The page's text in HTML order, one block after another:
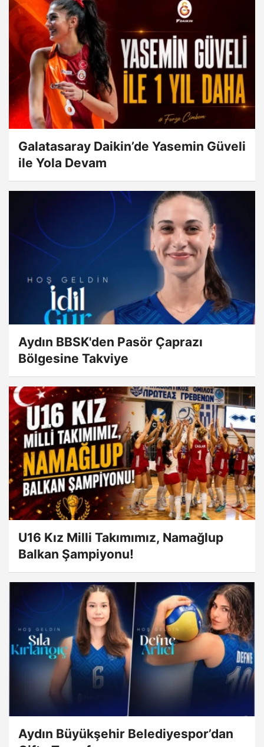
Galatasaray Daikin’de Yasemin Güveli
ile Yola Devam
Aydın BBSK'den Pasör Çaprazı
Bölgesine Takviye
U16 Kız Milli Takımımız, Namağlup
Balkan Şampiyonu!
Aydın Büyükşehir Belediyespor’dan